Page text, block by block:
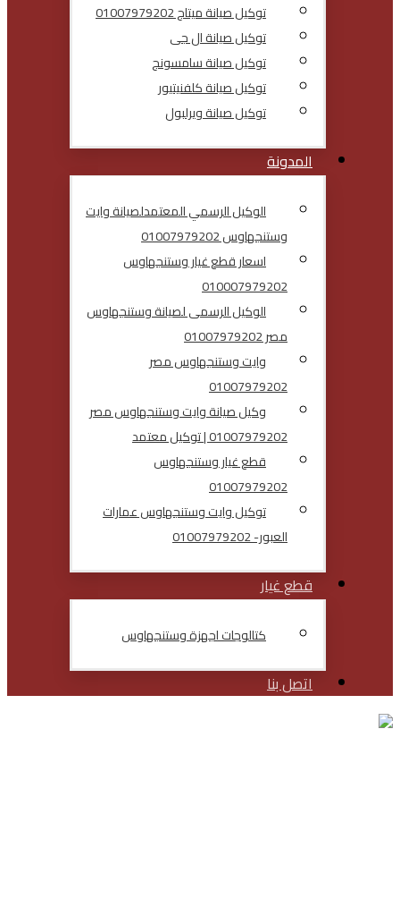
توكيل صيانة ميتاج 01007979202
توكيل صيانة ال جى
توكيل صيانة سامسونج
توكيل صيانة كلفنيتيور
توكيل صيانة ويرلبول
المدونة
الوكيل الرسمي المعتمدلصيانة وايت
وستنجهاوس 01007979202
اسعار قطع غيار وستنجهاوس
010007979202
الوكيل الرسمى لصيانة وستنجهاوس
مصر 01007979202
وايت وستنجهاوس مصر
01007979202
وكيل صيانة وايت وستنجهاوس مصر
01007979202 | توكيل معتمد
قطع غيار وستنجهاوس
01007979202
توكيل وايت وستنجهاوس عمارات
العبور- 01007979202
قطع غيار
كتالوجات اجهزة وستنجهاوس
اتصل بنا